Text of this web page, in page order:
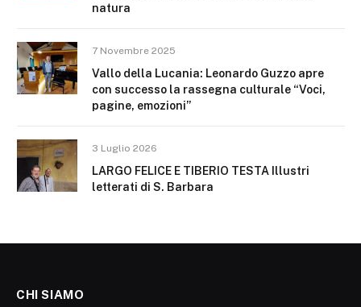
natura
7 Novembre 2025
Vallo della Lucania: Leonardo Guzzo apre
con successo la rassegna culturale “Voci,
pagine, emozioni”
3 Luglio 2026
LARGO FELICE E TIBERIO TESTA Illustri
letterati di S. Barbara
CHI SIAMO